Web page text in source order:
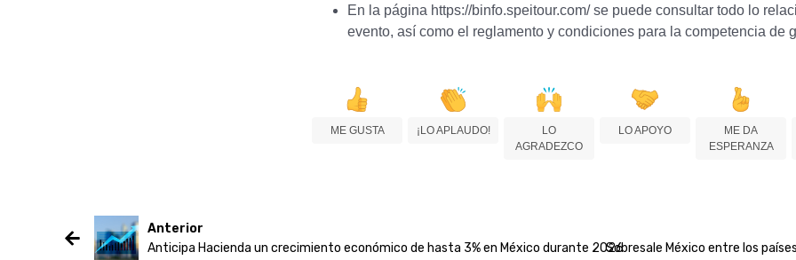
En la página https://binfo.speitour.com/ se puede consultar todo lo
evento, así como el reglamento y condiciones para la competencia de
ME GUSTA ¡LO APLAUDO!
LO
AGRADEZCO
LO APOYO
ME DA
ESPERANZA
Anterior
Anticipa Hacienda un crecimiento económico de hasta 3% en México durante 2026Sobresale México entre los